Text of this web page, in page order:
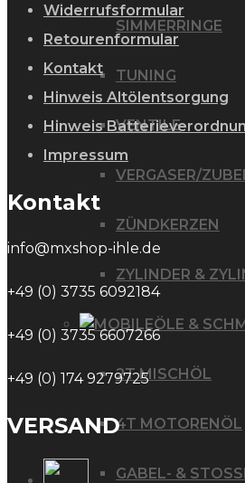
SIMMERRINGE
TUNING
VENTILE
VERGASER/
ZÜNDKERZEN
ZYLINDER &
ÖLE &
2T MISCHÖL
4T MOTORENÖL
GABEL- &
Widerrufsformular
Retourenformular
Kontakt
Hinweis Altölentsorgung
Hinweis
Impressum
Kontakt
info@mxshop-ihle.de
+49 (0) 3735 6092184
+49 (0) 3735 6607266
+49 (0) 174 9279725
VERSAND